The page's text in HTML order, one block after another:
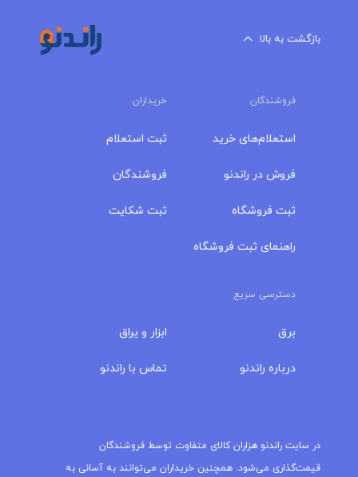
بازگشت به بالا
فروشندگان خریداران
استعلام‌های خرید
فروش در راندنو
ثبت فروشگاه
راهنمای ثبت فروشگاه
ثبت استعلام
فروشندگان
ثبت شکایت
دسترسی سریع
برق
درباره‌ راندنو
ابزار و یراق
تماس با راندنو
در سایت راندنو هزاران کالای متفاوت توسط فروشندگان
قیمت‌گذاری می‌شود. همچنین خریداران می‌توانند به آسانی به